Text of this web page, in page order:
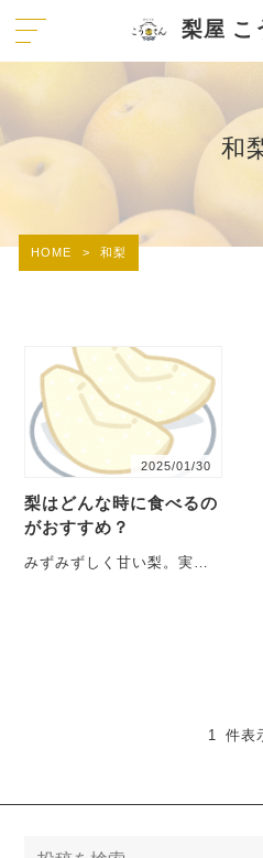
梨屋 こ
和
HOME > 和梨
2025/01/30
梨はどんな時に食べるの
がおすすめ？
みずみずしく甘い梨。実
1 件表